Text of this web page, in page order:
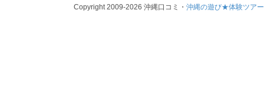
Copyright 2009-2026 沖縄口コミ・沖縄の遊び★体験ツアー